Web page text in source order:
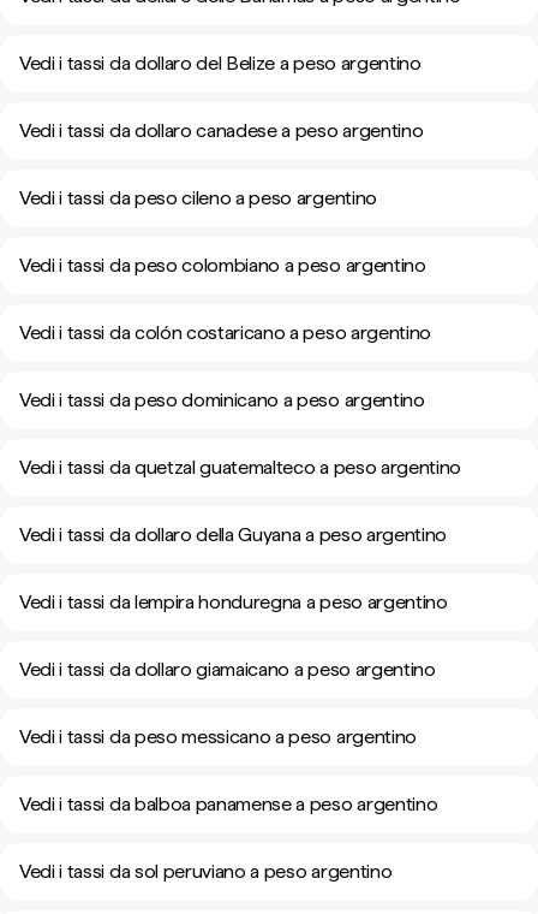
Vedi i tassi da dollaro del Belize a peso argentino
Vedi i tassi da dollaro canadese a peso argentino
Vedi i tassi da peso cileno a peso argentino
Vedi i tassi da peso colombiano a peso argentino
Vedi i tassi da colón costaricano a peso argentino
Vedi i tassi da peso dominicano a peso argentino
Vedi i tassi da quetzal guatemalteco a peso argentino
Vedi i tassi da dollaro della Guyana a peso argentino
Vedi i tassi da lempira honduregna a peso argentino
Vedi i tassi da dollaro giamaicano a peso argentino
Vedi i tassi da peso messicano a peso argentino
Vedi i tassi da balboa panamense a peso argentino
Vedi i tassi da sol peruviano a peso argentino